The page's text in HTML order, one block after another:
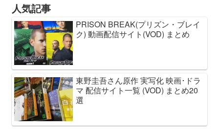
人気記事
PRISON BREAK(プリズン・ブレイ
ク) 動画配信サイト(VOD) まとめ
東野圭吾さん原作 実写化 映画･ドラ
マ 配信サイト一覧 (VOD) まとめ20
選